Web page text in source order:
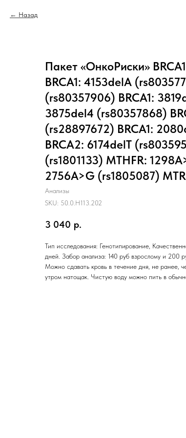
Назад
Пакет «ОнкоРиски»
BRCA1: 4153delA
(rs80357906) BRCA1:
3875del4 (rs80357868)
(rs28897672) BRCA1:
BRCA2: 6174delT
(rs1801133) MTHFR:
2756A>G (rs1805087)
Анализы
SKU: 50.0.H113.202
3 040 р.
Тип исследования: Генотипирование,
дней. Забор анализа: 140 руб взрослому и 200
Можно сдавать кровь в течение дня, не ранее,
утром натощак. Чистую воду можно пить в